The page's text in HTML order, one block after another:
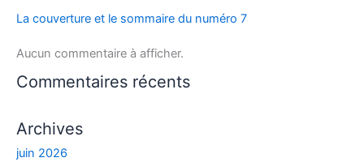
La couverture et le sommaire du numéro 7
Aucun commentaire à afficher.
Commentaires récents
Archives
juin 2026